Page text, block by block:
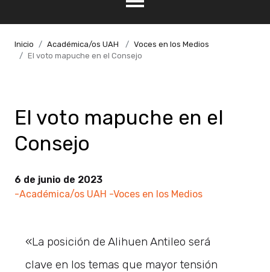
Inicio Académica/os UAH
Voces en los Medios
El voto mapuche en el Consejo
El voto mapuche en el
Consejo
6 de junio de 2023
-Académica/os UAH -Voces en los Medios
«La posición de Alihuen Antileo será
clave en los temas que mayor tensión